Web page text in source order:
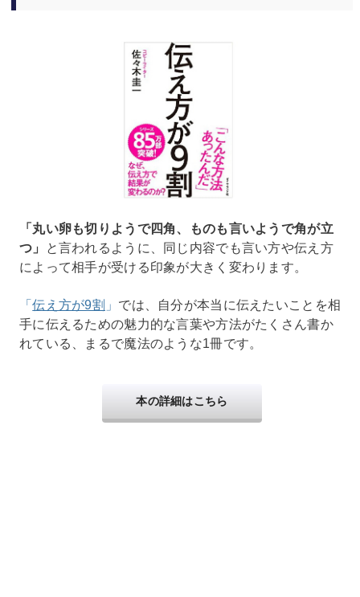
「丸い卵も切りようで四角、ものも言いようで角が立
つ」
と言われるように、同じ内容でも言い方や伝え方
によって相手が受ける印象が大きく変わります。
「伝え方が9割 」 では、自分が本当に伝えたいことを相
手に伝えるための魅力的な言葉や方法がたくさん書か
れている、まるで魔法のような1冊です。
本の詳細はこちら